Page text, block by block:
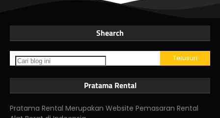
Shearch
Pratama Rental
Pratama Rental Merupakan Website Pemasaran Rental